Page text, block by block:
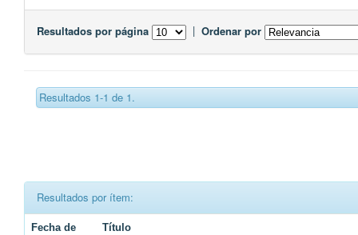
Resultados por página | Ordenar por
Resultados 1-1 de 1.
Resultados por ítem:
Fecha de
Título